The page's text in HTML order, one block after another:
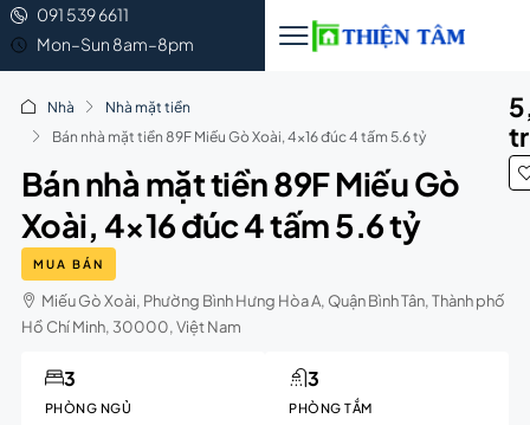
091 539 6611
Mon–Sun 8am–8pm
Nhà
Nhà mặt tiền
Bán nhà mặt tiền 89F Miếu Gò Xoài, 4×16 đúc 4 tấm 5.6 tỷ
Bán nhà mặt tiền 89F Miếu Gò
Xoài, 4×16 đúc 4 tấm 5.6 tỷ
MUA BÁN
Miếu Gò Xoài, Phường Bình Hưng Hòa A, Quận Bình Tân, Thành phố
Hồ Chí Minh, 30000, Việt Nam
PHÒNG NGỦ
3
PHÒNG TẮM
3